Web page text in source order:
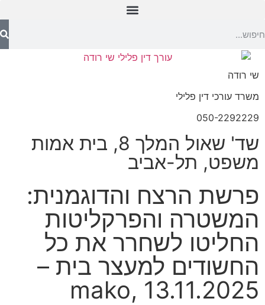
שי רודה
משרד עורכי דין פלילי
050-2292229
שד' שאול המלך 8, בית אמות
משפט, תל-אביב
פרשת הרצח והדוגמנית:
המשטרה והפרקליטות
החליטו לשחרר את כל
החשודים למעצר בית –
mako, 13.11.2025